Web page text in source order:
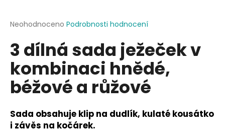
Průměrné
produktu
je
0,0
5
hvězdiček.
Neohodnoceno Podrobnosti hodnocení
3 dílná sada ježeček v
kombinaci hnědé,
béžové a růžové
Sada obsahuje klip na dudlík, kulaté kousátko
i závěs na kočárek.
j
í
t
?
HLEDAT